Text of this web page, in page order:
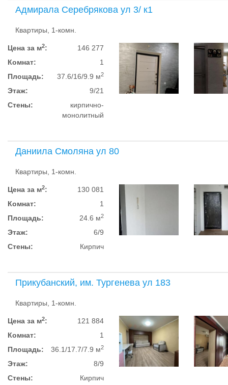
Адмирала Серебрякова ул 3/ к1
Квартиры, 1-комн.
Цена за м2:
146 277
Комнат:
1
Площадь:
37.6/16/9.9 м2
Этаж:
9/21
Стены:
кирпично-
монолитный
Даниила Смоляна ул 80
Квартиры, 1-комн.
Цена за м2:
130 081
Комнат:
1
Площадь:
24.6 м2
Этаж:
6/9
Стены:
Кирпич
Прикубанский, им. Тургенева ул 183
Квартиры, 1-комн.
Цена за м2:
121 884
Комнат:
1
Площадь:
36.1/17.7/7.9 м2
Этаж:
8/9
Стены:
Кирпич